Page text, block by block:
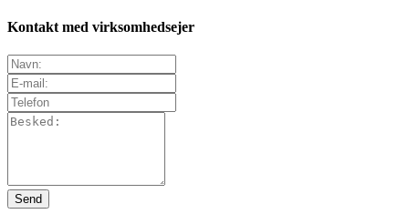
Kontakt med virksomhedsejer